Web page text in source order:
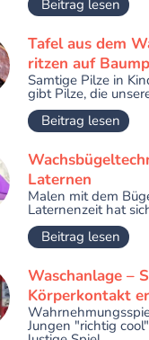
Beitrag lesen
Tafel aus dem
ritzen auf
Samtige Pilze in
gibt Pilze, die
Beitrag lesen
Laternen
Malen mit dem
Laternenzeit hat
Beitrag lesen
Waschanlage –
Körperkontakt
Jungen "richtig